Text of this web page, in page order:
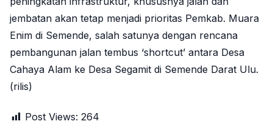
jembatan akan tetap menjadi prioritas Pemkab. Muara
Enim di Semende, salah satunya dengan rencana
pembangunan jalan tembus ‘shortcut’ antara Desa
Cahaya Alam ke Desa Segamit di Semende Darat Ulu.
(rilis)
Post Views: 264